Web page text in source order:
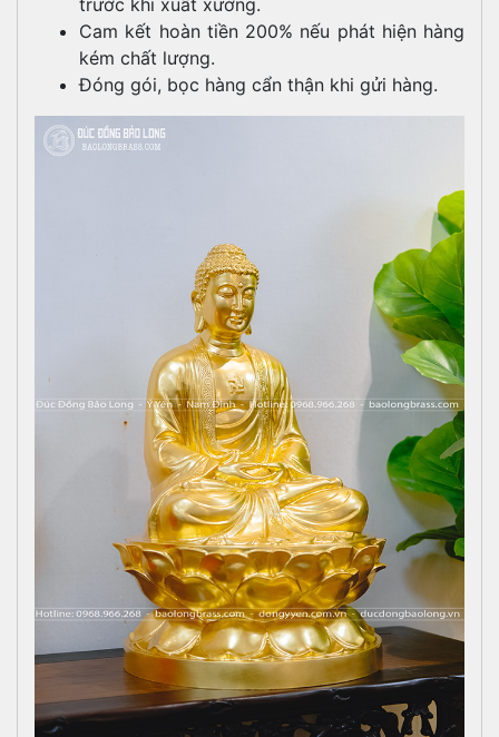
Cam kết hoàn tiền 200% nếu phát hiện hàng
kém chất lượng.
Đóng gói, bọc hàng cẩn thận khi gửi hàng.